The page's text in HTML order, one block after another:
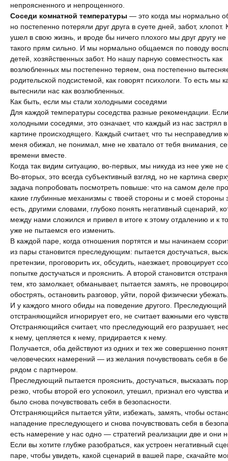
непроясненного и непрощенного.
Соседи комнатной температуры — это когда мы нормально
но постепенно потеряли друг друга в суете дней, забот,
ушел в свою жизнь, и вроде бы ничего плохого мы друг другу
такого прям сильно. И мы нормально общаемся по поводу
детей, хозяйственных забот. Но нашу парную совместность как
возлюбленных мы постепенно теряем, она постепенно
родительской подсистемой, как говорят психологи. То есть мы
вытеснили нас как возлюбленных.
Как быть, если мы стали холодными соседями
Для каждой температуры соседства разные рекомендации.
холодными соседями, это означает, что каждый из нас застрял
картине происходящего. Каждый считает, что ты несправедлив
меня обижал, не понимал, мне не хватало от тебя внимания,
времени вместе.
Когда так видим ситуацию, во-первых, мы никуда из нее уже не
Во-вторых, это всегда субъективный взгляд, но не картина
задача попробовать посмотреть повыше: что на самом деле
какие глубинные механизмы с твоей стороны и с моей стороны
есть, другими словами, глубоко понять негативный сценарий,
между нами сложился и привел в итоге к этому отдалению и к
уже не пытаемся его изменить.
В каждой паре, когда отношения портятся и мы начинаем
из пары становится преследующим: пытается достучаться,
претензии, проговорить их, обсудить, наезжает, провоцирует
попытке достучаться и прояснить. А второй становится
тем, кто замолкает, обманывает, пытается замять, не
обострять, остановить разговор, уйти, порой физически убежать.
И у каждого много обиды на поведение другого. Преследующий
отстраняющийся игнорирует его, не считает важными его
Отстраняющийся считает, что преследующий его разрушает,
к нему, цепляется к нему, придирается к нему.
Получается, оба действуют из одних и тех же совершенно
человеческих намерений — из желания почувствовать себя в
рядом с партнером.
Преследующий пытается прояснить, достучаться, высказать
резко, чтобы второй его успокоил, утешил, признал его чувства
было снова почувствовать себя в безопасности.
Отстраняющийся пытается уйти, избежать, замять, чтобы
нападение преследующего и снова почувствовать себя в
есть намерение у нас одно — стратегий реализации две и они
Если вы хотите глубже разобраться, как устроен негативный
паре, чтобы увидеть, какой сценарий в вашей паре, скачайте
Братья и сестры
Отец и дети
Саморазвитие
Деньги
Насилие в семье
Интервью